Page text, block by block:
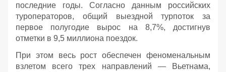
последние годы. Согласно данным российских
туроператоров, общий выездной турпоток за
первое полугодие вырос на 8,7%, достигнув
отметки в 9,5 миллиона поездок.
При этом весь рост обеспечен феноменальным
взлетом всего трех направлений — Вьетнама,